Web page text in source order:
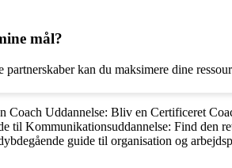
mål?
kan du maksimere dine
Coach Uddannelse: Bliv en Certificeret
til Kommunikationsuddannelse: Find den
guide til organisation og